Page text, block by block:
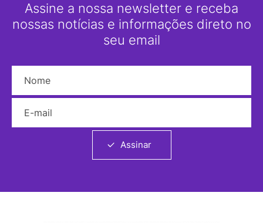
Assine a nossa newsletter e receba
nossas notícias e informações direto no
seu email
Assinar